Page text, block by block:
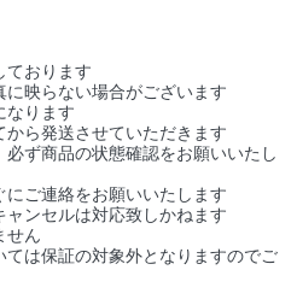
ております
映らない場合がございます
なります
ら発送させていただきます
ず商品の状態確認をお願いいたし
ご連絡をお願いいたします
ンセルは対応致しかねます
せん
は保証の対象外となりますのでご